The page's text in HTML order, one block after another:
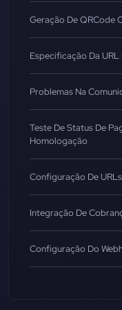
Geração De QRCode
Especificação Da
Problemas Na
Teste De Status De
Homologação
Configuração De
Integração De
Configuração Do